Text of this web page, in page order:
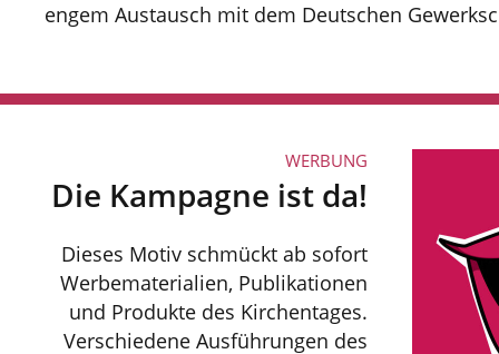
engem Austausch mit dem Deutschen
WERBUNG
Die Kampagne ist da!
Dieses Motiv schmückt ab sofort
Werbematerialien, Publikationen
und Produkte des Kirchentages.
Verschiedene Ausführungen des